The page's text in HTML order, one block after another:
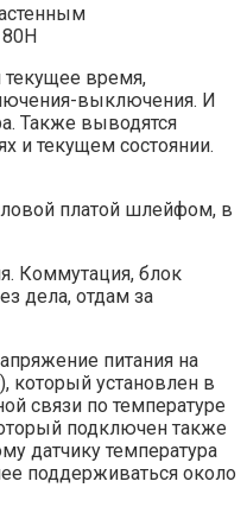
текущее время,
выключения. И
Также выводятся
и текущем состоянии.
платой шлейфом, в
Коммутация, блок
дела, отдам за
питания на
который установлен в
связи по температуре
подключен также
датчику температура
поддерживаться около